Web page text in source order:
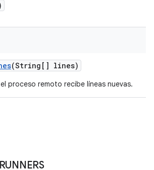
(String[] lines)
proceso remoto recibe líneas nuevas.
RUNNERS